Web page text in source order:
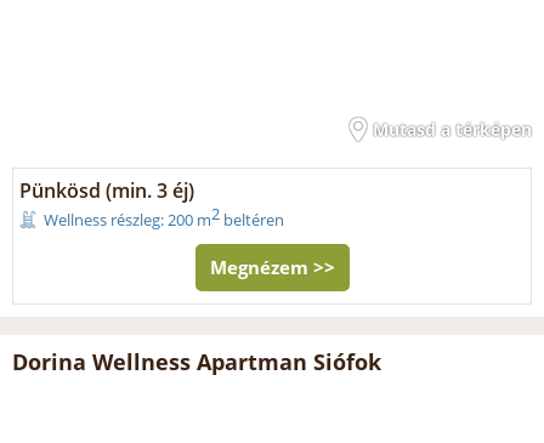
Mutasd a térképen
Pünkösd (min. 3 éj)
Wellness részleg: 200 m2 beltéren
Megnézem >>
Dorina Wellness Apartman Siófok